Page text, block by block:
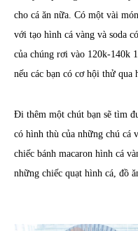
cho cá ăn nữa. Có một vài
với tạo hình cá vàng và soda
của chúng rơi vào 120k-140k
nếu các bạn có cơ hội thử qua
Đi thêm một chút bạn sẽ tìm
có hình thù của những chú cá
chiếc bánh macaron hình cá
những chiếc quạt hình cá, đồ